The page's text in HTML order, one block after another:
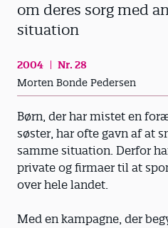
om deres sorg med
situation
2004
Nr. 28
Morten Bonde Pedersen
Børn, der har mistet en
søster, har ofte gavn af at
samme situation. Derfor
private og firmaer til at
over hele landet.
Med en kampagne, der